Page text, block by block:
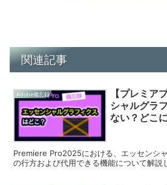
関連記事
Adobe備忘録
【プレミア
シャルグラ
ない？どこ
Premiere Pro2025における、エッセンシ
の行方および代用できる機能について解説